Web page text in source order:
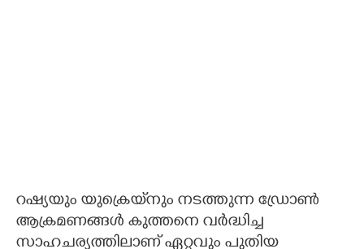
റഷ്യയും യുക്രെയ്‌നും നടത്തുന്ന ഡ്രോൺ
ആക്രമണങ്ങൾ കുത്തനെ വർദ്ധിച്ച
സാഹചര്യത്തിലാണ് ഏറ്റവും പുതിയ